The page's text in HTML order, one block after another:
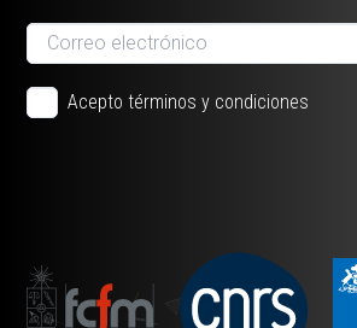
Acepto términos y condiciones